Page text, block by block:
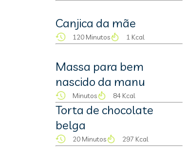
Canjica da mãe
120 Minutos 1 Kcal
Massa para bem
nascido da manu
Minutos 84 Kcal
Torta de chocolate
belga
20 Minutos 297 Kcal